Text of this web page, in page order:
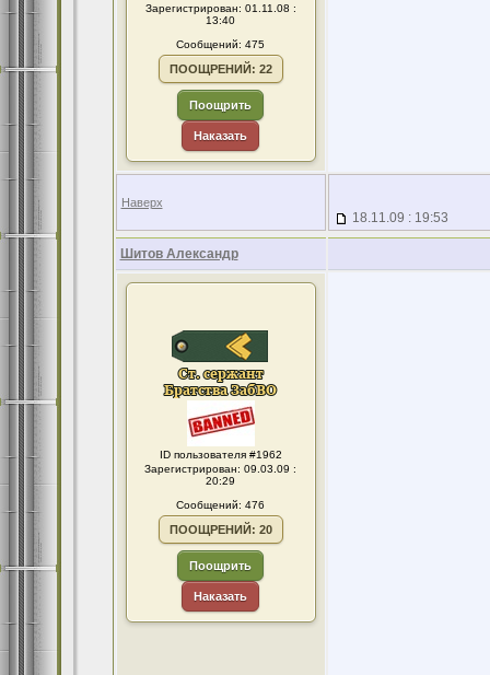
Зарегистрирован: 01.11.08 :
13:40
Сообщений: 475
ПООЩРЕНИЙ: 22
Поощрить
Наказать
Наверх
18.11.09 : 19:53
Шитов Александр
ID пользователя #1962
Зарегистрирован: 09.03.09 :
20:29
Сообщений: 476
ПООЩРЕНИЙ: 20
Поощрить
Наказать